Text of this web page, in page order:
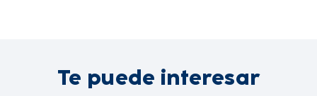
Te puede interesar